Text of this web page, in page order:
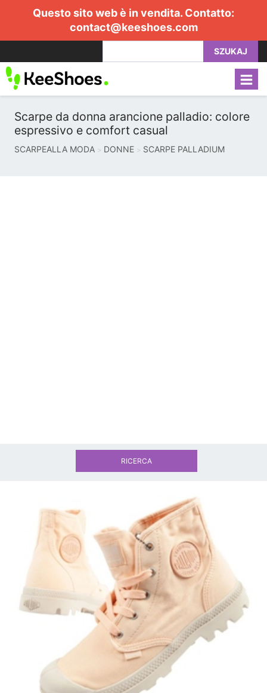
Questo sito web è in vendita. Contatto:
contact@keeshoes.com
SZUKAJ
Scarpe da donna arancione palladio: colore
espressivo e comfort casual
SCARPEALLA MODA DONNE SCARPE PALLADIUM
RICERCA